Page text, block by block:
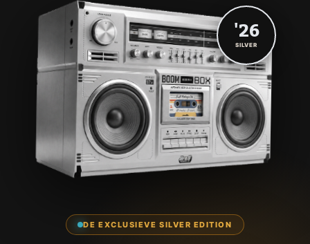
DE EXCLUSIEVE SILVER EDITION
'26
SILVER